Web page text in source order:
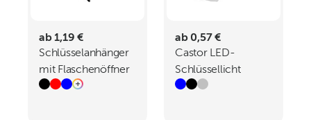
ab 1,19 €
Schlüsselanhänger
mit Flaschenöffner
Carla
ab 0,57 €
Castor LED-
Schlüssellicht